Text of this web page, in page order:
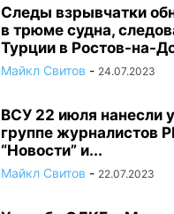
Следы взрывчатки
в трюме судна,
Турции в Ростов-на-
Майкл Свитов - 24.07.2023
ВСУ 22 июля нанесли
группе журналистов
“Новости” и...
Майкл Свитов - 22.07.2023